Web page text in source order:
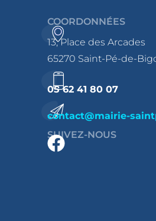
COORDONNÉES
13, Place des Arcades
65270 Saint-Pé-de-
05 62 41 80 07
contact@mairie-
SUIVEZ-NOUS